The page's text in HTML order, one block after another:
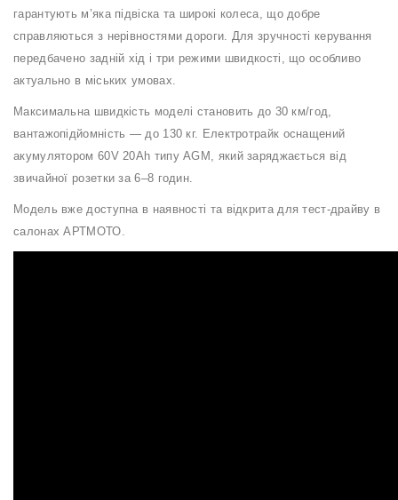
гарантують м’яка підвіска та широкі колеса, що добре
справляються з нерівностями дороги. Для зручності керування
передбачено задній хід і три режими швидкості, що особливо
актуально в міських умовах.
Максимальна швидкість моделі становить до 30 км/год,
вантажопідйомність — до 130 кг. Електротрайк оснащений
акумулятором 60V 20Ah типу AGM, який заряджається від
звичайної розетки за 6–8 годин.
Модель вже доступна в наявності та відкрита для тест-драйву в
салонах АРТМОТО.